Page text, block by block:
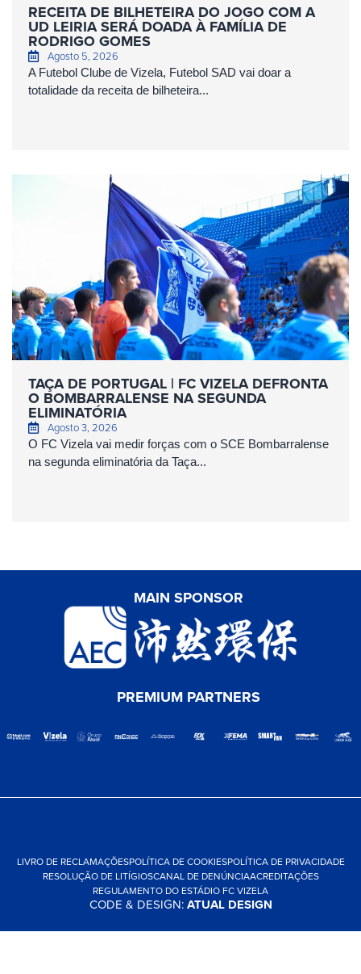
RECEITA DE BILHETEIRA DO JOGO COM A
UD LEIRIA SERÁ DOADA À FAMÍLIA DE
RODRIGO GOMES
Agosto 5, 2026
A Futebol Clube de Vizela, Futebol SAD vai doar a
totalidade da receita de bilheteira...
TAÇA DE PORTUGAL | FC VIZELA DEFRONTA
O BOMBARRALENSE NA SEGUNDA
ELIMINATÓRIA
Agosto 3, 2026
O FC Vizela vai medir forças com o SCE Bombarralense
na segunda eliminatória da Taça...
MAIN SPONSOR
PREMIUM PARTNERS
LIVRO DE RECLAMAÇÕESPOLÍTICA DE COOKIESPOLÍTICA DE PRIVACIDADE
RESOLUÇÃO DE LITÍGIOSCANAL DE DENÚNCIAACREDITAÇÕES
REGULAMENTO DO ESTÁDIO FC VIZELA
CODE & DESIGN:ATUAL DESIGN